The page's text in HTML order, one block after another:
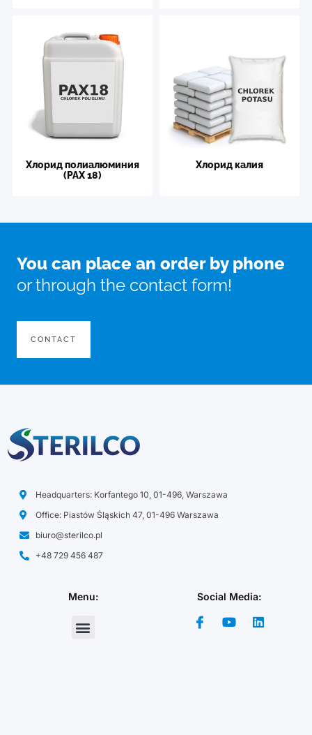
Хлорид полиалюминия
(PAX 18)
Хлорид калия
You can place an order by phone
or through the contact form!
CONTACT
Headquarters: Korfantego 10, 01-496, Warszawa
Office: Piastów Śląskich 47, 01-496 Warszawa
biuro@sterilco.pl
+48 729 456 487
Menu: Social Media: